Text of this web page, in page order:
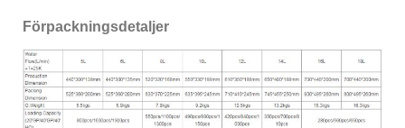
Förpackningsdetaljer